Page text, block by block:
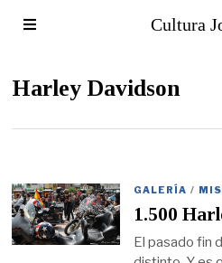
Cultura
Harley Davidson
GALERÍA /
1.500
El pasado fin